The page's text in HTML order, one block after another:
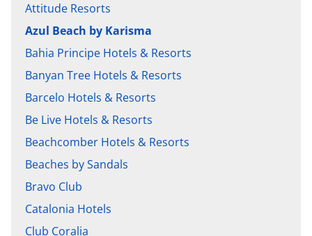
Attitude Resorts
Azul Beach by Karisma
Bahia Principe Hotels & Resorts
Banyan Tree Hotels & Resorts
Barcelo Hotels & Resorts
Be Live Hotels & Resorts
Beachcomber Hotels & Resorts
Beaches by Sandals
Bravo Club
Catalonia Hotels
Club Coralia